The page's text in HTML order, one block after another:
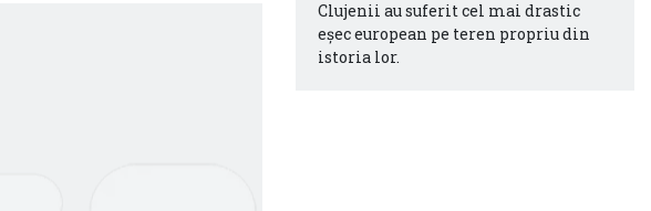
Clujenii au suferit cel mai drastic
eşec european pe teren propriu din
istoria lor.